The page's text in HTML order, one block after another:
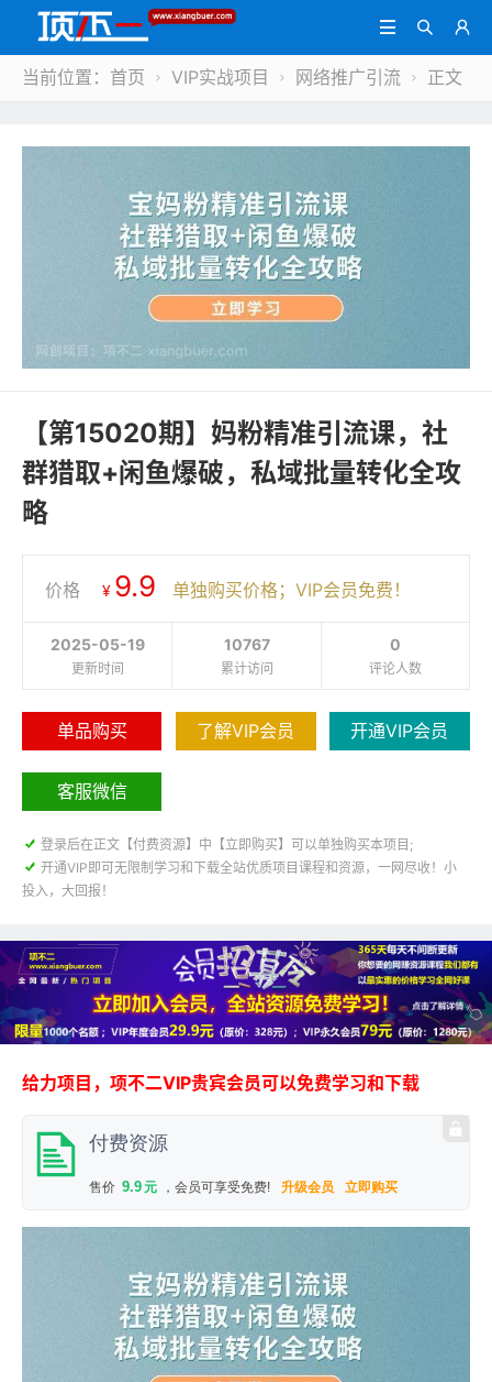



当前位置： 首页  VIP实战项目  网络推广引流  正文
【第15020期】妈粉精准引流课，社
群猎取+闲鱼爆破，私域批量转化全攻
略
价格 ¥ 9.9 单独购买价格；VIP会员免费！
0
评论人数
10767
累计访问
2025-05-19
更新时间
单品购买 了解VIP会员 开通VIP会员
客服微信
 登录后在正文【付费资源】中【立即购买】可以单独购买本项目;
 开通VIP即可无限制学习和下载全站优质项目课程和资源，一网尽收！小
投入，大回报！
给力项目，项不二VIP贵宾会员可以免费学习和下载
付费资源
售价 9.9元 ，会员可享受免费! 升级会员 立即购买